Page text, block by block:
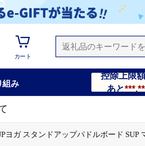
カート
組み
控除上限
あと
ヨガ スタンドアップパドルボード